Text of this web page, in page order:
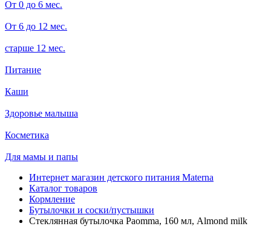
От 0 до 6 мес.
От 6 до 12 мес.
старше 12 мес.
Питание
Каши
Здоровье малыша
Косметика
Для мамы и папы
Интернет магазин детского питания Materna
Каталог товаров
Кормление
Бутылочки и соски/пустышки
Стеклянная бутылочка Paomma, 160 мл, Almond milk